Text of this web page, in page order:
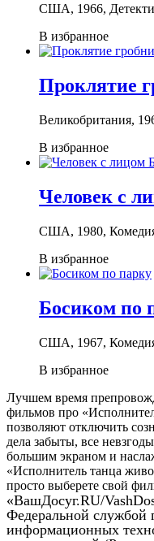
США, 1966,
В избранное
Проклятие
Великобритания,
В избранное
Человек с
США, 1980,
В избранное
Босиком по
США, 1967,
В избранное
Лучшем время
фильмов про
позволяют отключить
дела забыты, все
большим экраном и
«Исполнитель танца
просто выберете свой
«ВашДосуг.RU/
Федеральной службой
информационных